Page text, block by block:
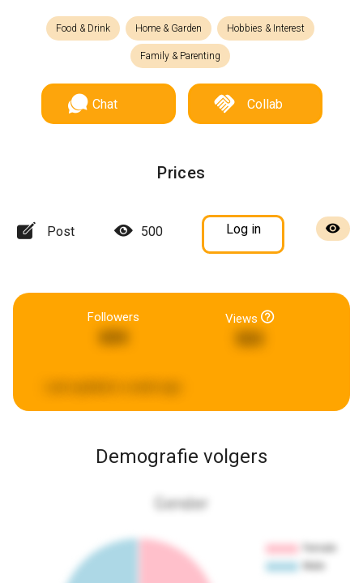
Food & Drink Home & Garden Hobbies & Interest
Family & Parenting
Chat Collab
Prices
Post 500 Log in
Followers
604
Views
Demografie volgers
Gender